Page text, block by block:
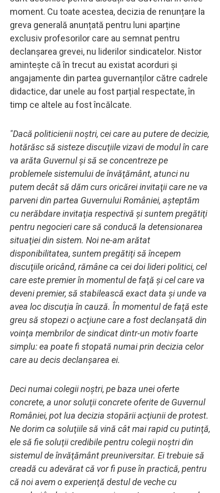
moment. Cu toate acestea, decizia de renunțare la
greva generală anunțată pentru luni aparține
exclusiv profesorilor care au semnat pentru
declanșarea grevei, nu liderilor sindicatelor. Nistor
amintește că în trecut au existat acorduri și
angajamente din partea guvernanților către cadrele
didactice, dar unele au fost parțial respectate, în
timp ce altele au fost încălcate.
"Dacă politicienii noştri, cei care au putere de decizie,
hotărăsc să sisteze discuţiile vizavi de modul în care
va arăta Guvernul şi să se concentreze pe
problemele sistemului de învăţământ, atunci nu
putem decât să dăm curs oricărei invitaţii care ne va
parveni din partea Guvernului României, aşteptăm
cu nerăbdare invitaţia respectivă şi suntem pregătiţi
pentru negocieri care să conducă la detensionarea
situaţiei din sistem. Noi ne-am arătat
disponibilitatea, suntem pregătiţi să începem
discuţiile oricând, rămâne ca cei doi lideri politici, cel
care este premier în momentul de faţă şi cel care va
deveni premier, să stabilească exact data şi unde va
avea loc discuţia în cauză. În momentul de faţă este
greu să stopezi o acţiune care a fost declanşată din
voinţa membrilor de sindicat dintr-un motiv foarte
simplu: ea poate fi stopată numai prin decizia celor
care au decis declanşarea ei.
Deci numai colegii noştri, pe baza unei oferte
concrete, a unor soluţii concrete oferite de Guvernul
României, pot lua decizia stopării acţiunii de protest.
Ne dorim ca soluţiile să vină cât mai rapid cu putinţă,
ele să fie soluţii credibile pentru colegii noştri din
sistemul de învăţământ preuniversitar. Ei trebuie să
creadă cu adevărat că vor fi puse în practică, pentru
că noi avem o experienţă destul de veche cu